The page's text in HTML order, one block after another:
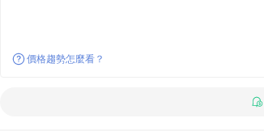
價格趨勢怎麼看？